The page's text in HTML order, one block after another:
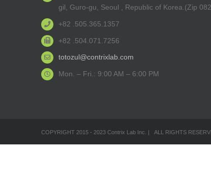
gil, Guro-gu, Seoul , Republic of Korea.(Zip
+82 .505.365.1357
+82 .504.071.7256
totozul@contrixlab.com
Mon. – Fri.: 9:00 AM – 6:00 PM
COPYRIGHT 2015 - 2023 Contrix Lab Inc. | ALL RIGHTS